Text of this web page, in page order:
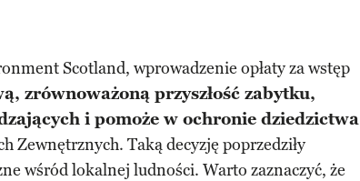
Scotland, wprowadzenie opłaty za wstęp
zrównoważoną przyszłość zabytku,
i pomoże w ochronie dziedzictwa
Zewnętrznych. Taką decyzję poprzedziły
wśród lokalnej ludności. Warto zaznaczyć, że